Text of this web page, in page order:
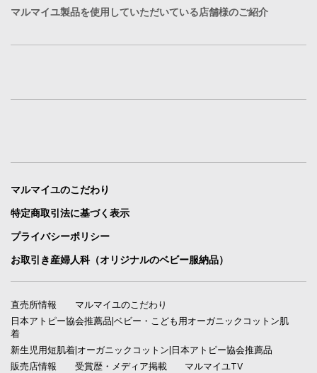
マルマイユ製品を使用していただいている店舗様のご紹介
マルマイユのこだわり
特定商取引法に基づく表示
プライバシーポリシー
お取引き産婦人科（オリジナルのベビー服納品）
直売所情報
マルマイユのこだわり
日本アトピー協会推薦品|ベビー・こども用オーガニックコットン肌
着
新生児用短肌着|オーガニックコットン|日本アトピー協会推薦品
販売店情報
受賞歴・メディア掲載 マルマイユTV